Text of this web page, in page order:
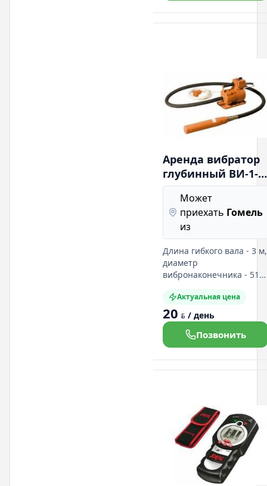
Аренда вибратор
глубинный ВИ-1-
17-3
Может
приехать
из
Гомель
Длина гибкого вала - 3 м,
диаметр
вибронаконечника - 51
вибронаконечника - 430
мм, частота колебаний -
210 Гц. Подробная
информация на нашем
сайте:
Актуальная цена
20 BYN / день
Позвонить